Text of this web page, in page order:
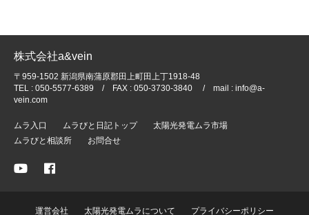
株式会社a&vein
〒959-1502 新潟県南蒲原郡田上町田上丁1918-48
TEL : 050-5577-6389 / FAX : 050-3730-3840 / mail : info@a-
vein.com
ムラ入口 ムラびと日記トップ
太陽光発電ムラ市場
ムラびと相談所
お問合せ
運営会社 太陽光発電ムラについて プライバシーポリシー